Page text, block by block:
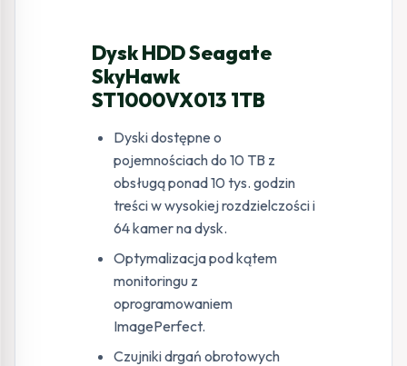
Dysk HDD Seagate
SkyHawk
ST1000VX013 1TB
Dyski dostępne o
pojemnościach do 10 TB z
obsługą ponad 10 tys. godzin
treści w wysokiej rozdzielczości i
64 kamer na dysk.
Optymalizacja pod kątem
monitoringu z
oprogramowaniem
ImagePerfect.
Czujniki drgań obrotowych